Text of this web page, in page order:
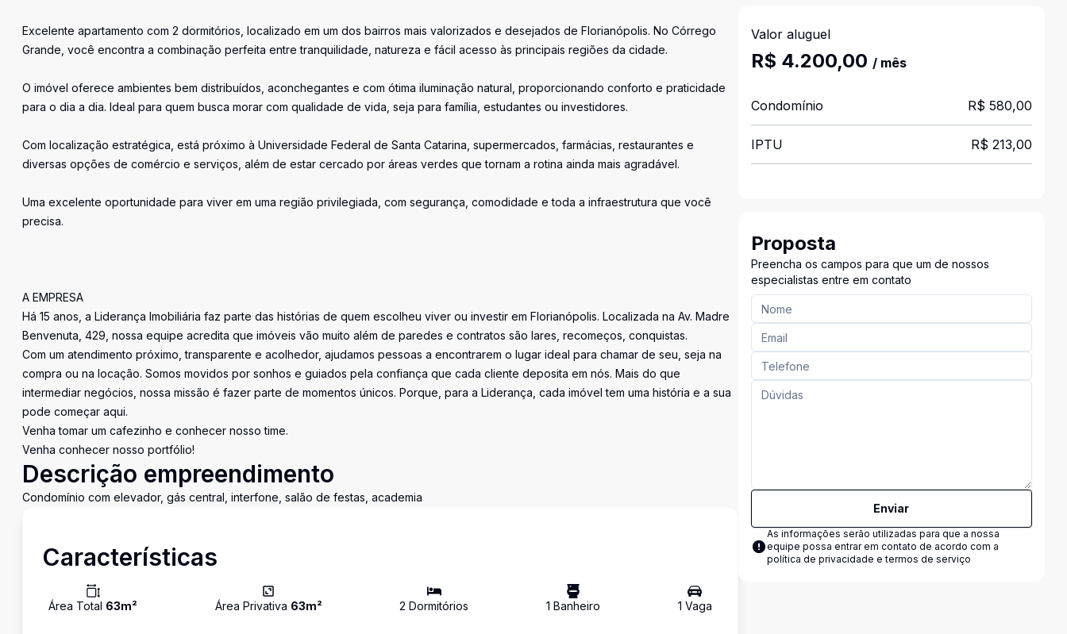
Excelente apartamento com 2 dormitórios, localizado em um dos bairros mais valorizados e desejados de Florianópolis. No Córrego
Grande, você encontra a combinação perfeita entre tranquilidade, natureza e fácil acesso às principais regiões da cidade.
O imóvel oferece ambientes bem distribuídos, aconchegantes e com ótima iluminação natural, proporcionando conforto e praticidade
para o dia a dia. Ideal para quem busca morar com qualidade de vida, seja para família, estudantes ou investidores.
Com localização estratégica, está próximo à Universidade Federal de Santa Catarina, supermercados, farmácias, restaurantes e
diversas opções de comércio e serviços, além de estar cercado por áreas verdes que tornam a rotina ainda mais agradável.
Uma excelente oportunidade para viver em uma região privilegiada, com segurança, comodidade e toda a infraestrutura que você
precisa.
A EMPRESA
Há 15 anos, a Liderança Imobiliária faz parte das histórias de quem escolheu viver ou investir em Florianópolis. Localizada na Av. Madre
Benvenuta, 429, nossa equipe acredita que imóveis vão muito além de paredes e contratos são lares, recomeços, conquistas.
Com um atendimento próximo, transparente e acolhedor, ajudamos pessoas a encontrarem o lugar ideal para chamar de seu, seja na
compra ou na locação. Somos movidos por sonhos e guiados pela confiança que cada cliente deposita em nós. Mais do que
intermediar negócios, nossa missão é fazer parte de momentos únicos. Porque, para a Liderança, cada imóvel tem uma história e a sua
pode começar aqui.
Venha tomar um cafezinho e conhecer nosso time.
Venha conhecer nosso portfólio!
Descrição empreendimento
Condomínio com elevador, gás central, interfone, salão de festas, academia
Características
Área Total 63m² Área Privativa 63m² 2 Dormitórios 1 Banheiro 1 Vaga
Valor aluguel
R$ 4.200,00 / mês
Condomínio R$ 580,00
IPTU R$ 213,00
Proposta
Preencha os campos para que um de nossos
especialistas entre em contato
Enviar
As informações serão utilizadas para que a nossa
equipe possa entrar em contato de acordo com a
política de privacidade e termos de serviço